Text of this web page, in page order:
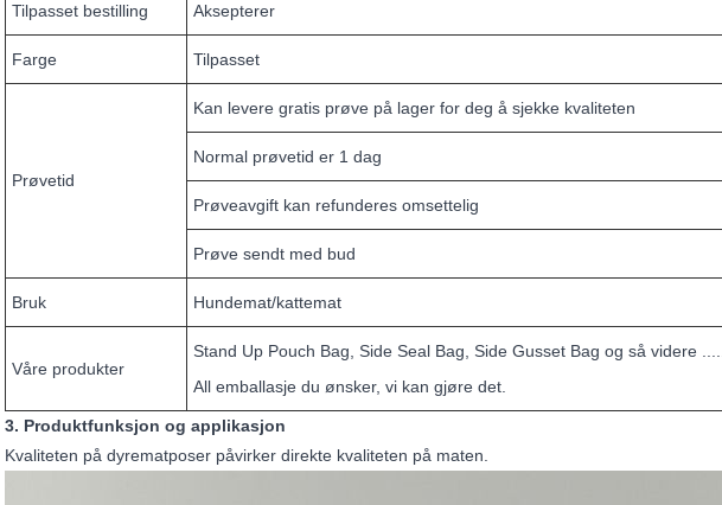
Tilpasset bestilling Aksepterer
Farge Tilpasset
Prøvetid
Kan levere gratis prøve på lager for deg å sjekke kvaliteten
Normal prøvetid er 1 dag
Prøveavgift kan refunderes omsettelig
Prøve sendt med bud
Bruk Hundemat/kattemat
Våre produkter
Stand Up Pouch Bag, Side Seal Bag, Side Gusset Bag og så videre ......
All emballasje du ønsker, vi kan gjøre det.
3. Produktfunksjon og applikasjon
Kvaliteten på dyrematposer påvirker direkte kvaliteten på maten.